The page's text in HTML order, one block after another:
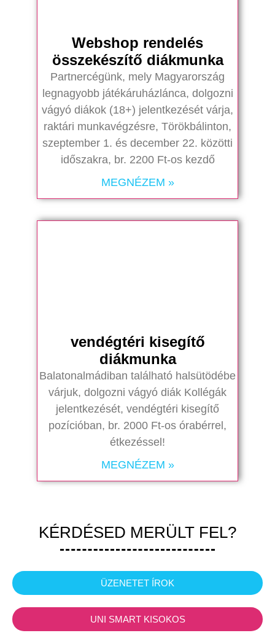
Webshop rendelés
összekészítő diákmunka
Partnercégünk, mely Magyarország
legnagyobb játékáruházlánca, dolgozni
vágyó diákok (18+) jelentkezését várja,
raktári munkavégzésre, Törökbálinton,
szeptember 1. és december 22. közötti
időszakra, br. 2200 Ft-os kezdő
MEGNÉZEM »
vendégtéri kisegítő
diákmunka
Balatonalmádiban található halsütödébe
várjuk, dolgozni vágyó diák Kollégák
jelentkezését, vendégtéri kisegítő
pozícióban, br. 2000 Ft-os órabérrel,
étkezéssel!
MEGNÉZEM »
KÉRDÉSED MERÜLT FEL?
ÜZENETET ÍROK
UNI SMART KISOKOS